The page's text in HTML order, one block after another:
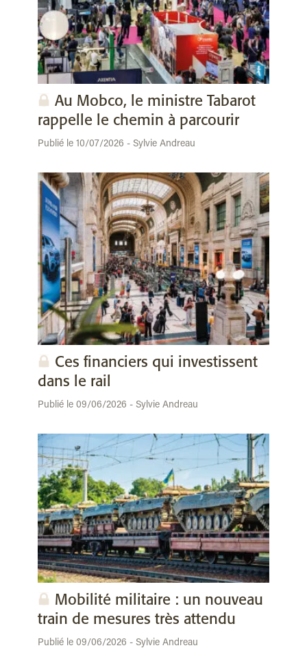
Au Mobco, le ministre Tabarot
rappelle le chemin à parcourir
Publié le 10/07/2026 - Sylvie Andreau
Ces financiers qui investissent
dans le rail
Publié le 09/06/2026 - Sylvie Andreau
Mobilité militaire : un nouveau
train de mesures très attendu
Publié le 09/06/2026 - Sylvie Andreau